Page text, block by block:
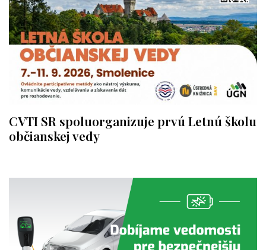
CVTI SR spoluorganizuje prvú Letnú školu
občianskej vedy